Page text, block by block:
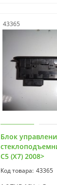
43365
Блок
C5 (X7) 2008>
43365